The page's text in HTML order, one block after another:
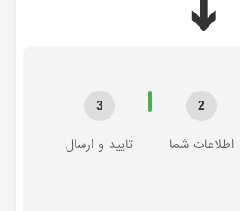
➔
2
اطلاعات شما
3
تایید و ارسال